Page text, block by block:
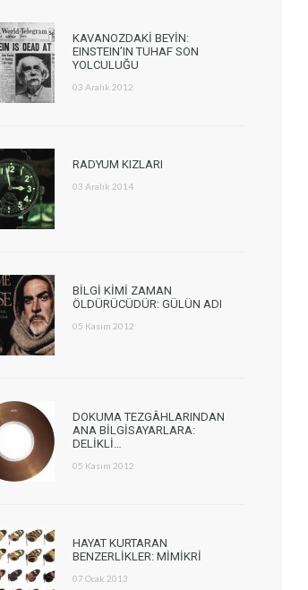
KAVANOZDAKİ BEYİN:
EINSTEIN’IN TUHAF SON
YOLCULUĞU
03 Aralık 2012
RADYUM KIZLARI
03 Aralık 2014
BİLGİ KİMİ ZAMAN
ÖLDÜRÜCÜDÜR: GÜLÜN ADI
05 Kasım 2012
DOKUMA TEZGÂHLARINDAN
ANA BİLGİSAYARLARA:
DELİKLİ…
05 Kasım 2012
HAYAT KURTARAN
BENZERLİKLER: MİMİKRİ
07 Ocak 2013